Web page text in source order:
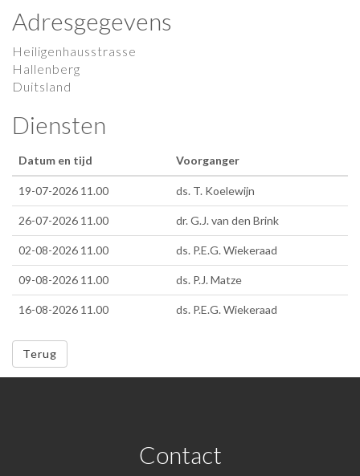
Adresgegevens
Heiligenhausstrasse
Hallenberg
Duitsland
Diensten
Datum en tijd Voorganger
19-07-2026 11.00 ds. T. Koelewijn
26-07-2026 11.00 dr. G.J. van den Brink
02-08-2026 11.00 ds. P.E.G. Wiekeraad
09-08-2026 11.00 ds. P.J. Matze
16-08-2026 11.00 ds. P.E.G. Wiekeraad
Terug
Contact